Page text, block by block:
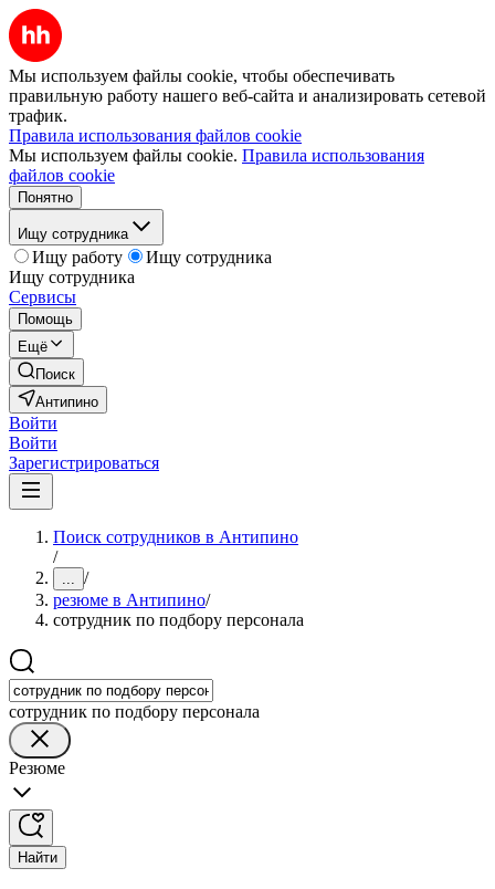
Мы используем файлы cookie, чтобы обеспечивать
правильную работу нашего веб-сайта и анализировать сетевой
трафик.
Правила использования файлов cookie
Мы используем файлы cookie. Правила использования
файлов cookie
Понятно
Ищу сотрудника
Ищу работу
Ищу сотрудника
Ищу сотрудника
Сервисы
Помощь
Ещё
Поиск
Антипино
Войти
Войти
Зарегистрироваться
Поиск сотрудников в Антипино
/
... /
резюме в Антипино/
сотрудник по подбору персонала
сотрудник по подбору персонала
Резюме
Найти